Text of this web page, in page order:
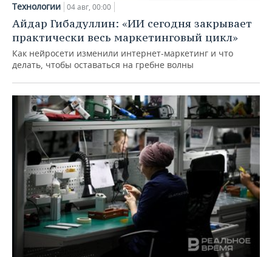
Технологии 04 авг, 00:00
Айдар Гибадуллин: «ИИ сегодня закрывает
практически весь маркетинговый цикл»
Как нейросети изменили интернет-маркетинг и что
делать, чтобы оставаться на гребне волны